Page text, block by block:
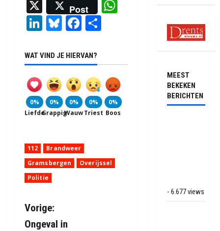
X Post
LinkedIn
Bluesky
Facebook
WAT VIND JE HIERVAN?
0%
Liefde
0%
Grappig
0%
Wauw
0%
Triest
0%
Boos
112
Brandweer
Gramsbergen
Overijssel
Politie
B
Vorige:
Ongeval in
MEEST
BEKEKEN
BERICHTEN
- 6.677 views